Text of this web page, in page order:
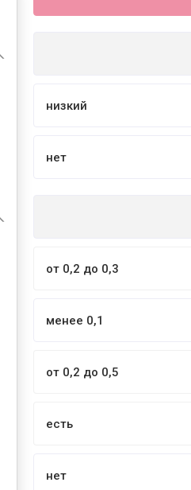
низкий
нет
от 0,2 до 0,3
менее 0,1
от 0,2 до 0,5
есть
нет